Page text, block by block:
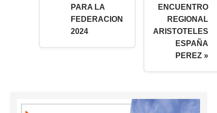
PARA LA
FEDERACION
2024
ENCUENTRO
REGIONAL
ARISTOTELES
ESPAÑA
PEREZ »